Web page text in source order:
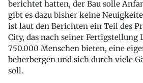
berichtet hatten, der Bau solle
gibt es dazu bisher keine
ist laut den Berichten ein Teil des
City, das nach seiner Fertigstellung
750.000 Menschen bieten, eine
beherbergen und sich durch viele
soll.